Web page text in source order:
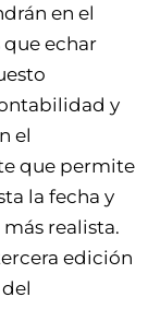
en el
echar
y
el
que permite
la fecha y
realista.
edición